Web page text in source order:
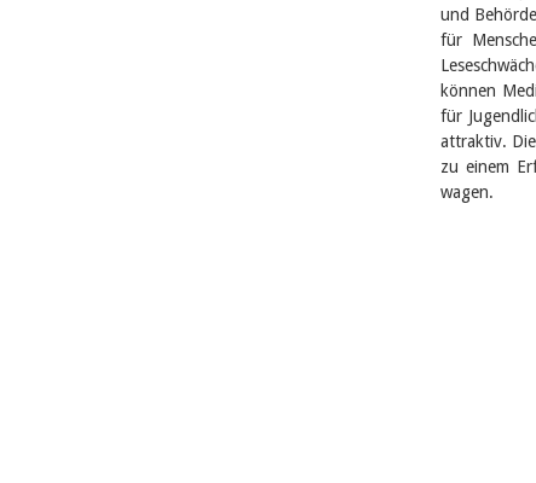
und
für
können
für
attraktiv.
zu einem
wagen.